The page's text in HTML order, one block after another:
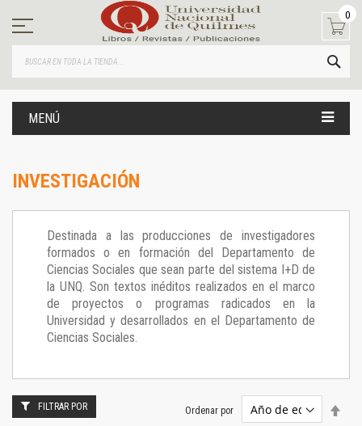
contenido
0
MENÚ
INVESTIGACIÓN
Destinada a las producciones de investigadores
formados o en formación del Departamento de
Ciencias Sociales que sean parte del sistema I+D de
la UNQ. Son textos inéditos realizados en el marco
de proyectos o programas radicados en la
Universidad y desarrollados en el Departamento de
Ciencias Sociales.
Ordenar por
FILTRAR POR